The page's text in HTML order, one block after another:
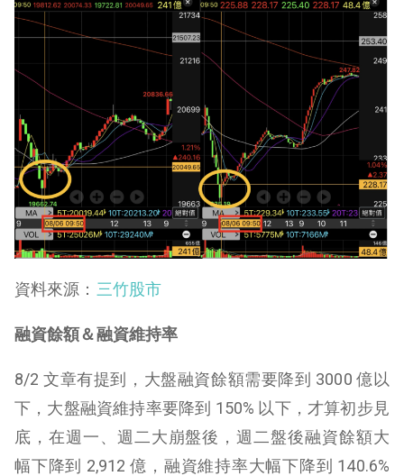
資料來源： 三竹股市
融資餘額＆融資維持率
8/2 文章有提到，大盤融資餘額需要降到 3000 億以
下，大盤融資維持率要降到 150% 以下，才算初步見
底，在週一、週二大崩盤後，週二盤後融資餘額大
幅下降到 2,912 億，融資維持率大幅下降到 140.6%